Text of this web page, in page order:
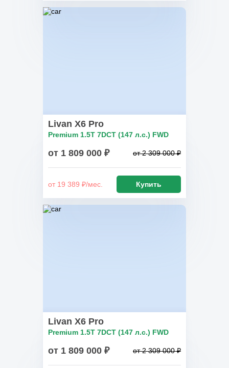
Livan X6 Pro
Premium 1.5T 7DCT (147 л.с.) FWD
от 1 809 000 ₽ от 2 309 000 ₽
от 19 389 ₽/мес. Купить
Livan X6 Pro
Premium 1.5T 7DCT (147 л.с.) FWD
от 1 809 000 ₽ от 2 309 000 ₽